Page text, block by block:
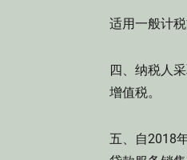
适用一般计
四、纳税人
增值税。
五、自2018